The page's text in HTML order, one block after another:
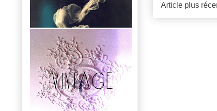
Article plus